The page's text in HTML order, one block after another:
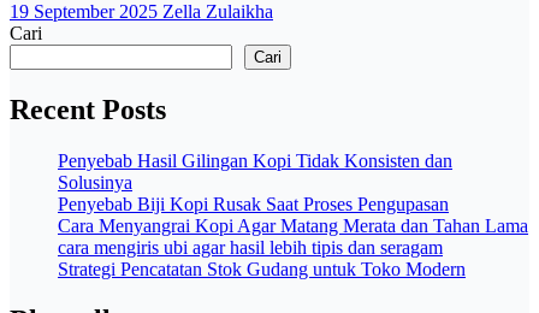
19 September 2025 Zella Zulaikha
Cari
Cari
Recent Posts
Penyebab Hasil Gilingan Kopi Tidak Konsisten dan
Solusinya
Penyebab Biji Kopi Rusak Saat Proses Pengupasan
Cara Menyangrai Kopi Agar Matang Merata dan Tahan Lama
cara mengiris ubi agar hasil lebih tipis dan seragam
Strategi Pencatatan Stok Gudang untuk Toko Modern